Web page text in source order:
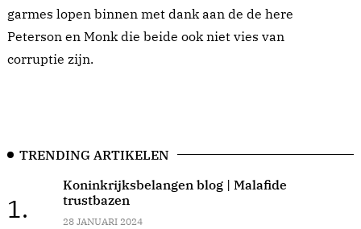
garmes lopen binnen met dank aan de de here
Peterson en Monk die beide ook niet vies van
corruptie zijn.
TRENDING ARTIKELEN
1.
Koninkrijksbelangen blog | Malafide
trustbazen
28 JANUARI 2024